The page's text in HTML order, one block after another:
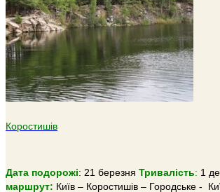
Коростишів
Дата подорожі: 21 березня Тривалiсть: 1
маршрут: Київ – Коростишів – Городське -